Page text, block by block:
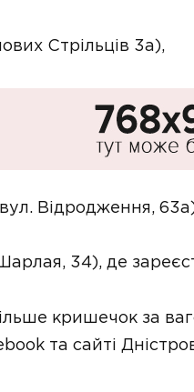
Стрільців 3а),
вул. Відродження,
34), де
кришечок за
та сайті